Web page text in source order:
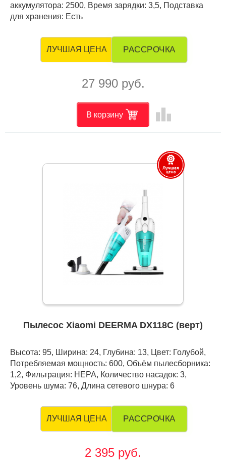
аккумулятора: 2500, Время зарядки: 3,5, Подставка
для хранения: Есть
ЛУЧШАЯ ЦЕНА РАССРОЧКА
27 990 руб.
В корзину leaderboard
Пылесос Xiaomi DEERMA DX118C (верт)
Высота: 95, Ширина: 24, Глубина: 13, Цвет: Голубой,
Потребляемая мощность: 600, Объём пылесборника:
1,2, Фильтрация: HEPA, Количество насадок: 3,
Уровень шума: 76, Длина сетевого шнура: 6
ЛУЧШАЯ ЦЕНА РАССРОЧКА
2 395 руб.